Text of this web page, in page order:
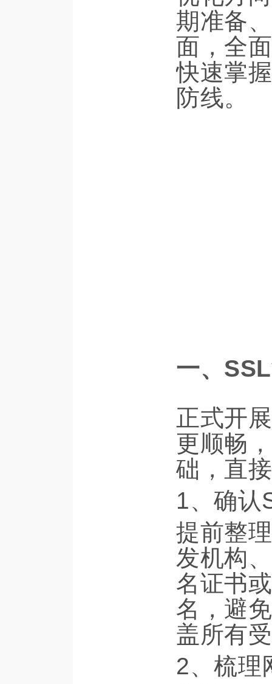
期准备
面，全
快速掌
防线。
一、
正式开
更顺畅
础，直
1、确认
提前整
发机构
名证书
名，避
盖所有
2、梳理